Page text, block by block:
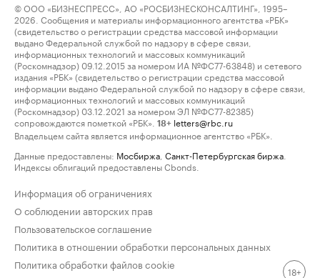
© ООО «БИЗНЕСПРЕСС», АО «РОСБИЗНЕСКОНСАЛТИНГ», 1995–
2026. Сообщения и материалы информационного агентства «РБК»
(свидетельство о регистрации средства массовой информации
выдано Федеральной службой по надзору в сфере связи,
информационных технологий и массовых коммуникаций
(Роскомнадзор) 09.12.2015 за номером ИА №ФС77-63848) и сетевого
издания «РБК» (свидетельство о регистрации средства массовой
информации выдано Федеральной службой по надзору в сфере связи,
информационных технологий и массовых коммуникаций
(Роскомнадзор) 03.12.2021 за номером ЭЛ №ФС77-82385)
сопровождаются пометкой «РБК».
18+ letters@rbc.ru
Владельцем сайта является информационное агентство «РБК».
Данные предоставлены: Мосбиржа Санкт-Петербургская биржа
Индексы облигаций предоставлены Cbonds.
Информация об ограничениях
О соблюдении авторских прав
Пользовательское соглашение
Политика в отношении обработки персональных данных
Политика обработки файлов cookie
18+